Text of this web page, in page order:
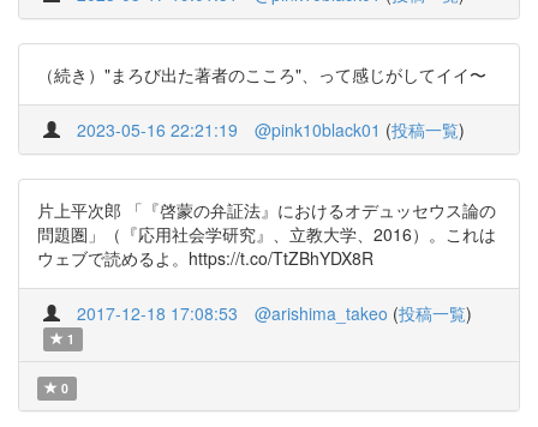
（続き）"まろび出た著者のこころ"、って感じがしてイイ〜
2023-05-16 22:21:19 @pink10black01 (投稿一覧)
片上平次郎 「『啓蒙の弁証法』におけるオデュッセウス論の
問題圏」（『応用社会学研究』、立教大学、2016）。これは
ウェブで読めるよ。https://t.co/TtZBhYDX8R
2017-12-18 17:08:53 @arishima_takeo (投稿一覧)
1
0